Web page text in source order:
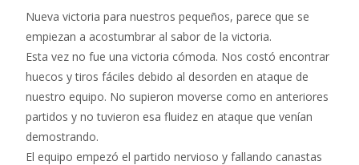
e
b
o
o
k
at
s
A
p
p
ai
l
m
p
ar
ti
r
Nueva victoria para nuestros pequeños, parece que se
empiezan a acostumbrar al sabor de la victoria.
Esta vez no fue una victoria cómoda. Nos costó encontrar
huecos y tiros fáciles debido al desorden en ataque de
nuestro equipo. No supieron moverse como en anteriores
partidos y no tuvieron esa fluidez en ataque que venían
demostrando.
El equipo empezó el partido nervioso y fallando canastas